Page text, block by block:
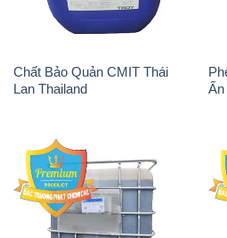
Chất Bảo Quản CMIT Thái
Lan Thailand